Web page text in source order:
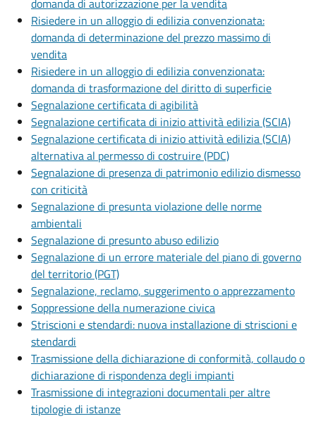
domanda di autorizzazione per la vendita
Risiedere in un alloggio di edilizia convenzionata:
domanda di determinazione del prezzo massimo di
vendita
Risiedere in un alloggio di edilizia convenzionata:
domanda di trasformazione del diritto di superficie
Segnalazione certificata di agibilità
Segnalazione certificata di inizio attività edilizia (SCIA)
Segnalazione certificata di inizio attività edilizia (SCIA)
alternativa al permesso di costruire (PDC)
Segnalazione di presenza di patrimonio edilizio dismesso
con criticità
Segnalazione di presunta violazione delle norme
ambientali
Segnalazione di presunto abuso edilizio
Segnalazione di un errore materiale del piano di governo
del territorio (PGT)
Segnalazione, reclamo, suggerimento o apprezzamento
Soppressione della numerazione civica
Striscioni e stendardi: nuova installazione di striscioni e
stendardi
Trasmissione della dichiarazione di conformità, collaudo o
dichiarazione di rispondenza degli impianti
Trasmissione di integrazioni documentali per altre
tipologie di istanze